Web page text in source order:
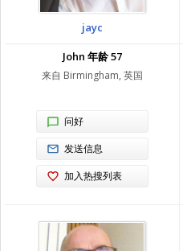
jayc
John 年龄 57
来自 Birmingham, 英国
问好
发送信息
加入热搜列表